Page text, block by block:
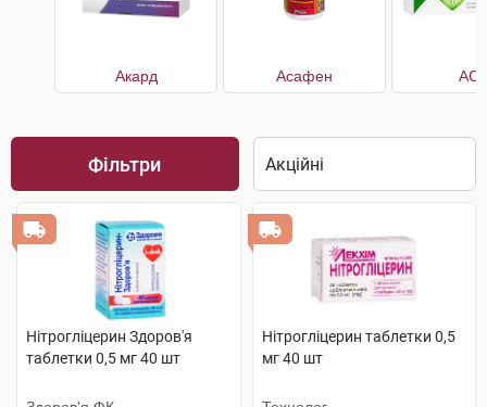
Акард Асафен АСК
Фільтри
Нітрогліцерин Здоров'я
таблетки 0,5 мг 40 шт
Нітрогліцерин таблетки 0,5
мг 40 шт